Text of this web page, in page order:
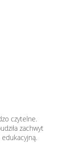
czytelne.
zachwyt